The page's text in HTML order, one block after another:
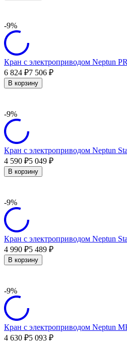
-9%
Кран с электроприводом Neptun
6 824 ₽7 506 ₽
В корзину
-9%
Кран с электроприводом Neptun
4 590 ₽5 049 ₽
В корзину
-9%
Кран с электроприводом Neptun
4 990 ₽5 489 ₽
В корзину
-9%
Кран с электроприводом Neptun
4 630 ₽5 093 ₽